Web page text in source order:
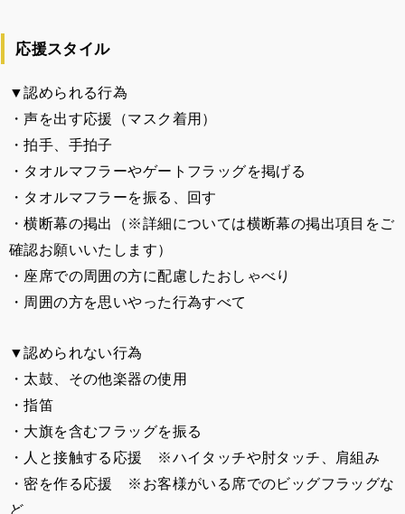
応援スタイル
▼認められる行為
・声を出す応援（マスク着用）
・拍手、手拍子
・タオルマフラーやゲートフラッグを掲げる
・タオルマフラーを振る、回す
・横断幕の掲出（※詳細については横断幕の掲出項目をご
確認お願いいたします）
・座席での周囲の方に配慮したおしゃべり
・周囲の方を思いやった行為すべて
▼認められない行為
・太鼓、その他楽器の使用
・指笛
・大旗を含むフラッグを振る
・人と接触する応援 ※ハイタッチや肘タッチ、肩組み
・密を作る応援 ※お客様がいる席でのビッグフラッグな
ど